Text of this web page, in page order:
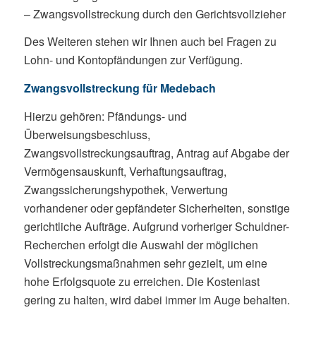
– Zwangsvollstreckung durch den Gerichtsvollzieher
Des Weiteren stehen wir Ihnen auch bei Fragen zu
Lohn- und Kontopfändungen zur Verfügung.
Zwangsvollstreckung für Medebach
Hierzu gehören: Pfändungs- und
Überweisungsbeschluss,
Zwangsvollstreckungsauftrag, Antrag auf Abgabe der
Vermögensauskunft, Verhaftungsauftrag,
Zwangssicherungshypothek, Verwertung
vorhandener oder gepfändeter Sicherheiten, sonstige
gerichtliche Aufträge. Aufgrund vorheriger Schuldner-
Recherchen erfolgt die Auswahl der möglichen
Vollstreckungsmaßnahmen sehr gezielt, um eine
hohe Erfolgsquote zu erreichen. Die Kostenlast
gering zu halten, wird dabei immer im Auge behalten.